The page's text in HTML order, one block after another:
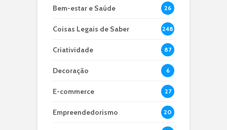
Bem-estar e Saúde 26
Coisas Legais de Saber 248
Criatividade 87
Decoração 6
E-commerce 27
Empreendedorismo 20